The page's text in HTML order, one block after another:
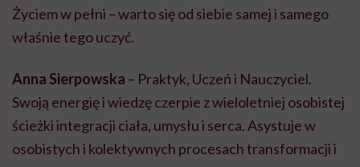
Życiem w pełni – warto się od siebie samej i samego
właśnie tego uczyć.
Anna Sierpowska – Praktyk, Uczeń i Nauczyciel.
Swoją energię i wiedzę czerpie z wieloletniej osobistej
ścieżki integracji ciała, umysłu i serca. Asystuje w
osobistych i kolektywnych procesach transformacji i